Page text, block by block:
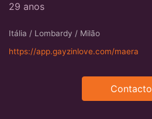
29 anos
Itália / Lombardy / Milão
https://app.gayzinlove.com/maera
Contacto